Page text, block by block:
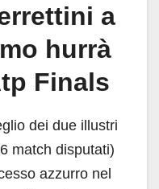
a
hurrà
Finals
dei due illustri
match disputati)
azzurro nel